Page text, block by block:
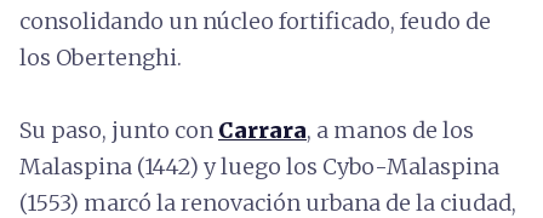
consolidando un núcleo fortificado, feudo de
los Obertenghi.
Su paso, junto con Carrara, a manos de los
Malaspina (1442) y luego los Cybo-Malaspina
(1553) marcó la renovación urbana de la ciudad,